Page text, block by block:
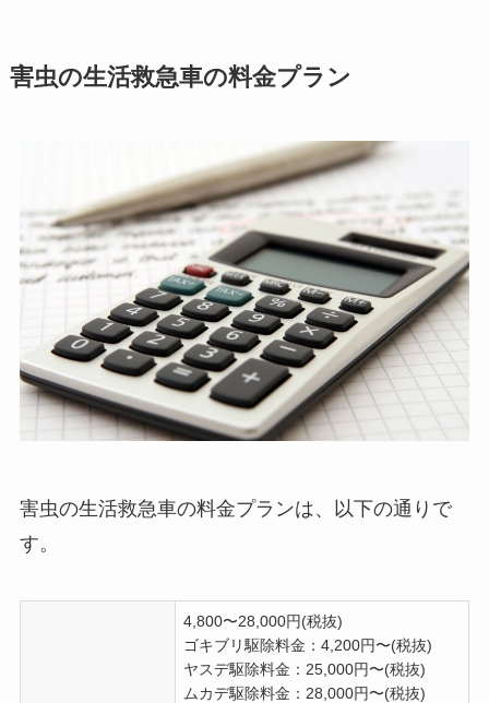
害虫の生活救急車の料金プラン
害虫の生活救急車の料金プランは、以下の通りで
す。
4,800〜28,000円(税抜)
ゴキブリ駆除料金：4,200円〜(税抜)
ヤスデ駆除料金：25,000円〜(税抜)
ムカデ駆除料金：28,000円〜(税抜)